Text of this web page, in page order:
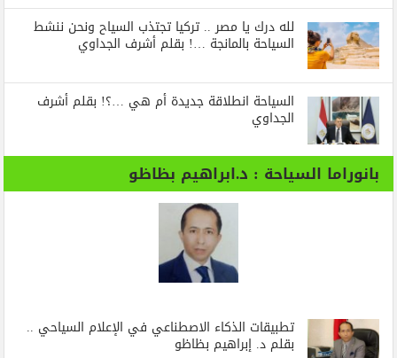
لله درك يا مصر .. تركيا تجتذب السياح ونحن ننشط
السياحة بالمانجة …! بقلم أشرف الجداوي
السياحة انطلاقة جديدة أم هي …؟! بقلم أشرف
الجداوي
بانوراما السياحة : د.ابراهيم بظاظو
تطبيقات الذكاء الاصطناعي في الإعلام السياحي ..
بقلم د. إبراهيم بظاظو